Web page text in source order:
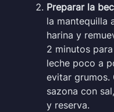
Preparar la
la mantequilla
harina y
2 minutos
leche poco a
evitar grumos.
sazona con
y reserva.